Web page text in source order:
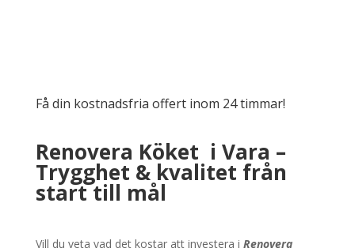
Få din kostnadsfria offert inom 24 timmar!
Renovera Köket i Vara –
Trygghet & kvalitet från
start till mål
Vill du veta vad det kostar att investera i Renovera